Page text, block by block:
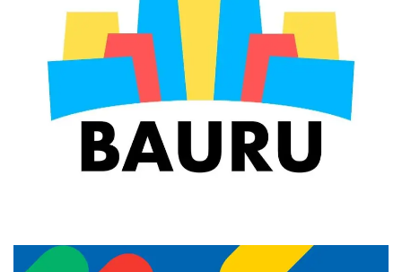
Bauru prorroga escuta pública para
o 2º ciclo da Política Nacional Aldir
Blanc: Participe até 20 de maio
Isabella Souza 13 May, 2025 5 mins read 1,556 views
0 likes